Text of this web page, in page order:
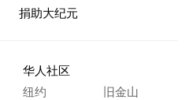
捐助大纪元
华人社区
纽约
旧金山